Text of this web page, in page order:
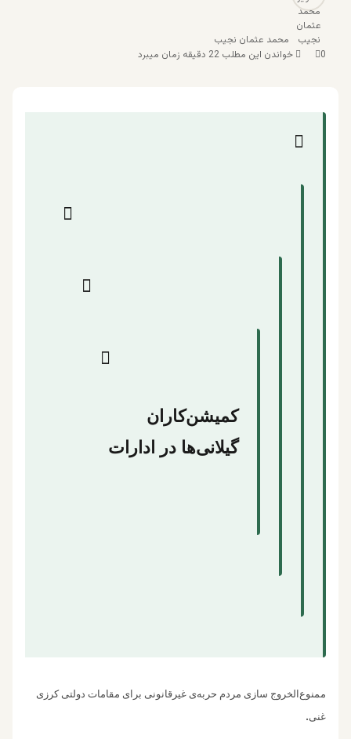
محمد عثمان نجیب
0 خواندن این مطلب 22 دقیقه زمان میبرد
کمیشن‌کاران
گیلانی‌ها در ادارات
ممنوع‌الخروج سازی مردم حربه‌ی غیرقانونی برای مقامات دولتی کرزی
غنی.